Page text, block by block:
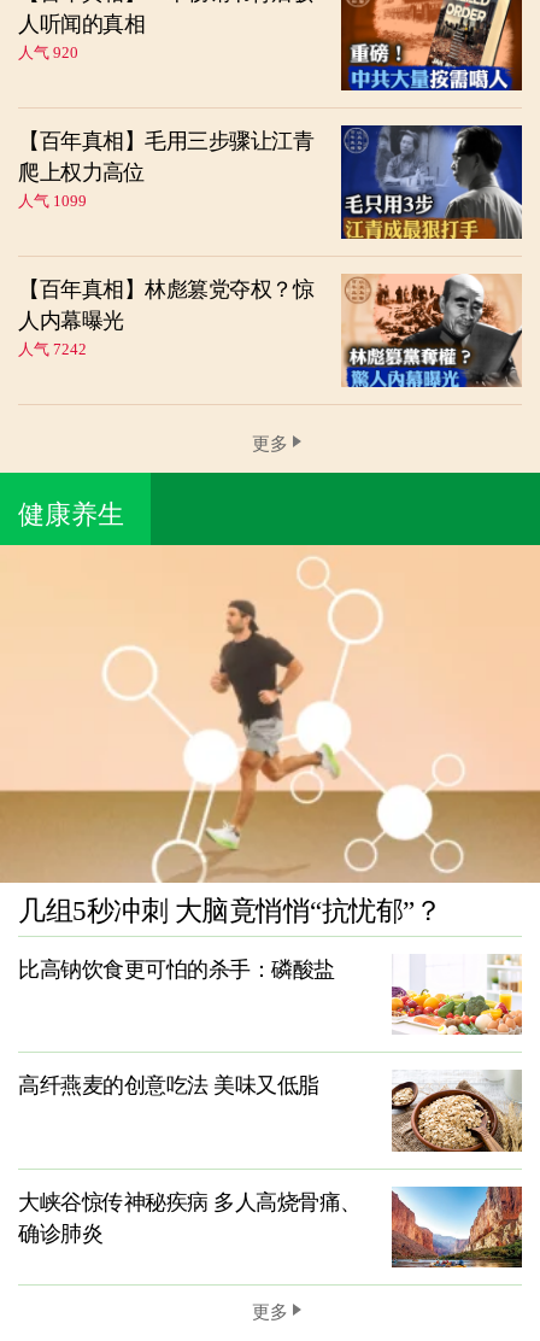
人听闻的真相
人气 920
【百年真相】毛用三步骤让江青
爬上权力高位
人气 1099
【百年真相】林彪篡党夺权？惊
人内幕曝光
人气 7242
更多
健康养生
几组5秒冲刺 大脑竟悄悄“抗忧郁”？
比高钠饮食更可怕的杀手：磷酸盐
高纤燕麦的创意吃法 美味又低脂
大峡谷惊传神秘疾病 多人高烧骨痛、
确诊肺炎
更多